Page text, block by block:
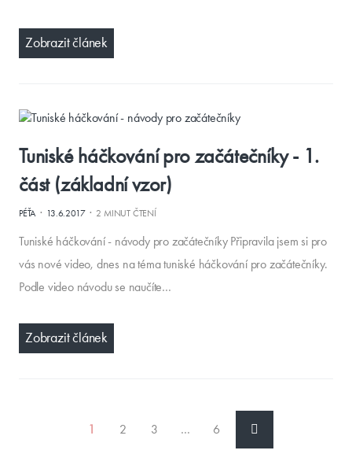
Zobrazit článek
Tuniské háčkování pro začátečníky - 1.
část (základní vzor)
PÉŤA· 13.6.2017· 2 MINUT ČTENÍ
Tuniské háčkování - návody pro začátečníky Připravila jsem si pro
vás nové video, dnes na téma tuniské háčkování pro začátečníky.
Podle video návodu se naučíte…
Zobrazit článek
1 2 3 … 6